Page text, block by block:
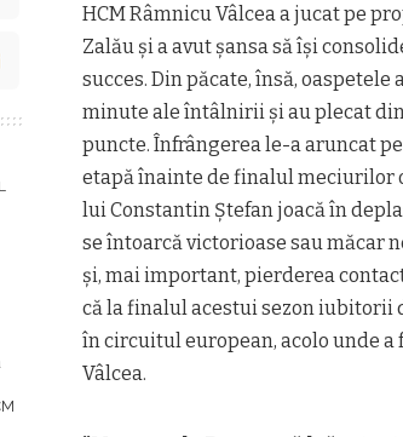
HCM Râmnicu Vâlcea a jucat pe
Zalău și a avut șansa să își
succes. Din păcate, însă,
minute ale întâlnirii și au plecat
puncte. Înfrângerea le-a aruncat
etapă înainte de finalul meciurilor
lui Constantin Ștefan joacă în
se întoarcă victorioase sau măcar
și, mai important, pierderea
că la finalul acestui sezon iubitorii
în circuitul european, acolo unde a
Vâlcea.